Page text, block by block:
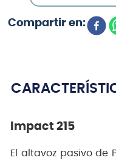
Impact 215
El altavoz pasivo de